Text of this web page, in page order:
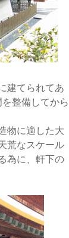
建てられてあ
整備してから
物に適した大
荒なスケール
為に、軒下の